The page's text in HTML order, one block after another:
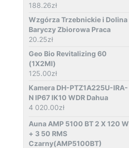
188.26zł
Wzgórza Trzebnickie i Dolina
Baryczy Zbiorowa Praca
20.25zł
Geo Bio Revitalizing 60
(1X2Ml)
125.00zł
Kamera DH-PTZ1A225U-IRA-
N IP67 IK10 WDR Dahua
4 020.00zł
Auna AMP 5100 BT 2 X 120 W
+ 3 50 RMS
Czarny(AMP5100BT)